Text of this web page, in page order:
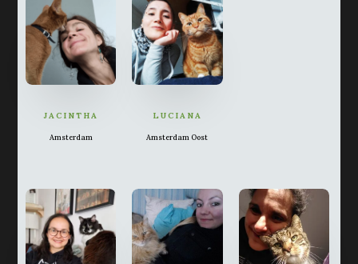
JACINTHA
Amsterdam
LUCIANA
Amsterdam Oost